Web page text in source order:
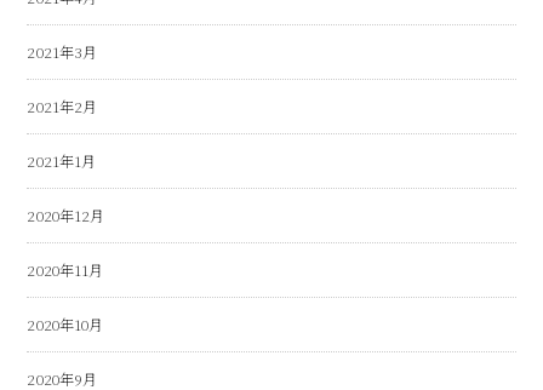
2021年3月
2021年2月
2021年1月
2020年12月
2020年11月
2020年10月
2020年9月